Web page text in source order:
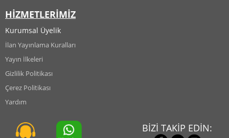
HİZMETLERİMİZ
Kurumsal Üyelik
İlan Yayınlama Kuralları
Yayın İlkeleri
Gizlilik Politikası
Çerez Politikası
Yardım
BİZİ TAKİP EDİN: